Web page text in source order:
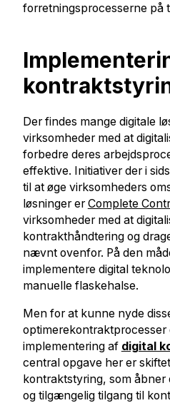
forretningsprocesserne på
Der findes mange digitale
virksomheder med at
forbedre deres
effektive. Initiativer der i
til at øge virksomheders
løsninger erComplete
virksomheder med at
kontrakthåndtering og
nævnt ovenfor. På den
implementere digital
manuelle flaskehalse.
Men for at kunne nyde
implementering af digital
central opgave her er
kontraktstyring, som
og tilgængelig tilgang til